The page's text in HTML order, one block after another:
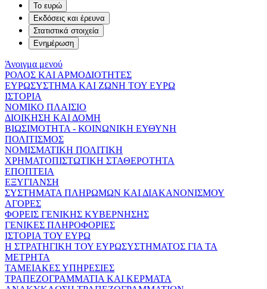
Το ευρώ
Εκδόσεις και έρευνα
Στατιστικά στοιχεία
Ενημέρωση
Άνοιγμα μενού
ΡΟΛΟΣ ΚΑΙ ΑΡΜΟΔΙΟΤΗΤΕΣ
ΕΥΡΩΣΥΣΤΗΜΑ ΚΑΙ ΖΩΝΗ ΤΟΥ ΕΥΡΩ
ΙΣΤΟΡΙΑ
ΝΟΜΙΚΟ ΠΛΑΙΣΙΟ
ΔΙΟΙΚΗΣΗ ΚΑΙ ΔΟΜΗ
ΒΙΩΣΙΜΟΤΗΤΑ - ΚΟΙΝΩΝΙΚΗ ΕΥΘΥΝΗ
ΠΟΛΙΤΙΣΜΟΣ
ΝΟΜΙΣΜΑΤΙΚΗ ΠΟΛΙΤΙΚΗ
ΧΡΗΜΑΤΟΠΙΣΤΩΤΙΚΗ ΣΤΑΘΕΡΟΤΗΤΑ
ΕΠΟΠΤΕΙΑ
ΕΞΥΓΙΑΝΣΗ
ΣΥΣΤΗΜΑΤΑ ΠΛΗΡΩΜΩΝ ΚΑΙ ΔΙΑΚΑΝΟΝΙΣΜΟΥ
ΑΓΟΡΕΣ
ΦΟΡΕΙΣ ΓΕΝΙΚΗΣ ΚΥΒΕΡΝΗΣΗΣ
ΓΕΝΙΚΕΣ ΠΛΗΡΟΦΟΡΙΕΣ
ΙΣΤΟΡΙΑ ΤΟΥ ΕΥΡΩ
Η ΣΤΡΑΤΗΓΙΚΗ ΤΟΥ ΕΥΡΩΣΥΣΤΗΜΑΤΟΣ ΓΙΑ ΤΑ
ΜΕΤΡΗΤΑ
ΤΑΜΕΙΑΚΕΣ ΥΠΗΡΕΣΙΕΣ
ΤΡΑΠΕΖΟΓΡΑΜΜΑΤΙΑ ΚΑΙ ΚΕΡΜΑΤΑ